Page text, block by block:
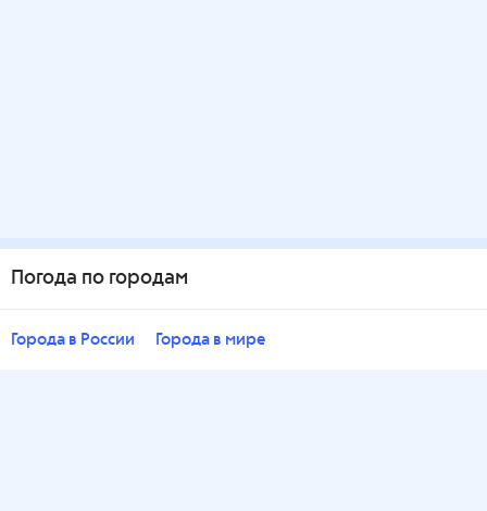
Погода по городам
Города в России Города в мире